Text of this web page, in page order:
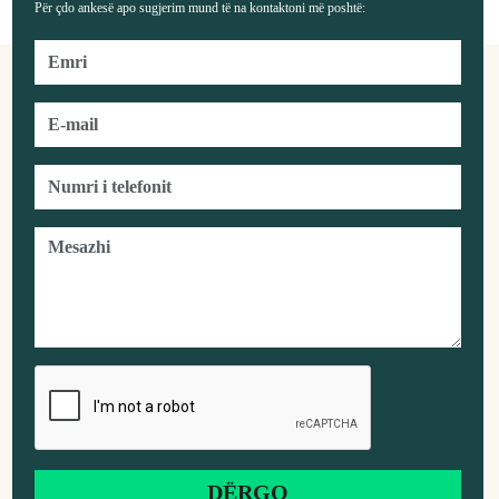
Për çdo ankesë apo sugjerim mund të na kontaktoni më poshtë: